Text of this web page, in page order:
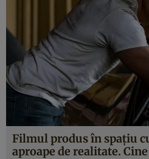
Filmul produs în spaţiu
aproape de realitate.